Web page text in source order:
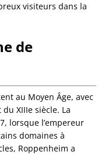
visiteurs dans la
de
au Moyen Âge, avec
XIIIe siècle. La
lorsque l’empereur
domaines à
Roppenheim a